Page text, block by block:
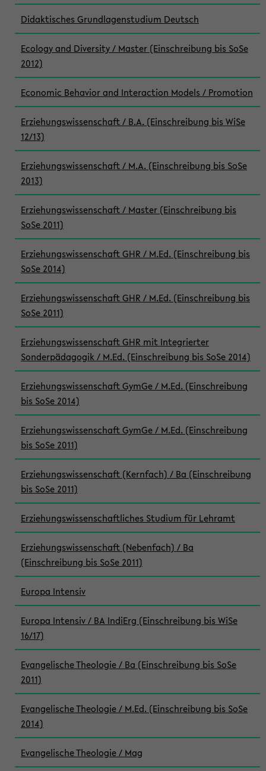
Didaktisches Grundlagenstudium Deutsch
Ecology and Diversity / Master (Einschreibung bis SoSe
2012)
Economic Behavior and Interaction Models / Promotion
Erziehungswissenschaft / B.A. (Einschreibung bis WiSe
12/13)
Erziehungswissenschaft / M.A. (Einschreibung bis SoSe
2013)
Erziehungswissenschaft / Master (Einschreibung bis
SoSe 2011)
Erziehungswissenschaft GHR / M.Ed. (Einschreibung bis
SoSe 2014)
Erziehungswissenschaft GHR / M.Ed. (Einschreibung bis
SoSe 2011)
Erziehungswissenschaft GHR mit Integrierter
Sonderpädagogik / M.Ed. (Einschreibung bis SoSe 2014)
Erziehungswissenschaft GymGe / M.Ed. (Einschreibung
bis SoSe 2014)
Erziehungswissenschaft GymGe / M.Ed. (Einschreibung
bis SoSe 2011)
Erziehungswissenschaft (Kernfach) / Ba (Einschreibung
bis SoSe 2011)
Erziehungswissenschaftliches Studium für Lehramt
Erziehungswissenschaft (Nebenfach) / Ba
(Einschreibung bis SoSe 2011)
Europa Intensiv
Europa Intensiv / BA IndiErg (Einschreibung bis WiSe
16/17)
Evangelische Theologie / Ba (Einschreibung bis SoSe
2011)
Evangelische Theologie / M.Ed. (Einschreibung bis SoSe
2014)
Evangelische Theologie / Mag